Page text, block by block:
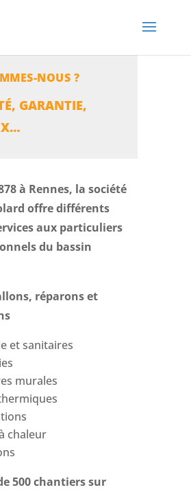
NOUS ?
GARANTIE,
à Rennes, la société
offre différents
aux particuliers
du bassin
réparons et
et sanitaires
murales
chaleur
500 chantiers sur